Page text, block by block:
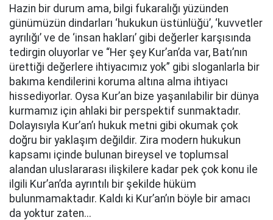
Hazin bir durum ama, bilgi fukaralığı yüzünden
günümüzün dindarları ‘hukukun üstünlüğü’, ‘kuvvetler
ayrılığı’ ve de ‘insan hakları’ gibi değerler karşısında
tedirgin oluyorlar ve “Her şey Kur’an’da var, Batı’nın
ürettiği değerlere ihtiyacımız yok” gibi sloganlarla bir
bakıma kendilerini koruma altına alma ihtiyacı
hissediyorlar. Oysa Kur’an bize yaşanılabilir bir dünya
kurmamız için ahlaki bir perspektif sunmaktadır.
Dolayısıyla Kur’an’ı hukuk metni gibi okumak çok
doğru bir yaklaşım değildir. Zira modern hukukun
kapsamı içinde bulunan bireysel ve toplumsal
alandan uluslararası ilişkilere kadar pek çok konu ile
ilgili Kur’an’da ayrıntılı bir şekilde hüküm
bulunmamaktadır. Kaldı ki Kur’an’ın böyle bir amacı
da yoktur zaten...